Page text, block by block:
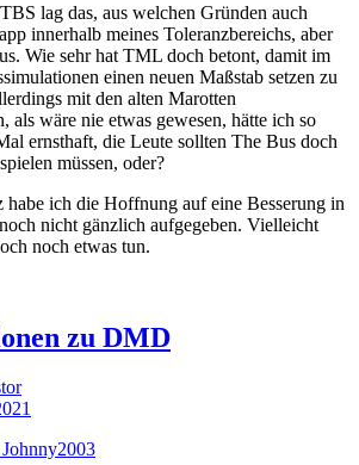
lag das, aus welchen Gründen auch
innerhalb meines Toleranzbereichs, aber
Wie sehr hat TML doch betont, damit im
einen neuen Maßstab setzen zu
mit den alten Marotten
als wäre nie etwas gewesen, hätte ich so
ernsthaft, die Leute sollten The Bus doch
müssen, oder?
habe ich die Hoffnung auf eine Besserung in
nicht gänzlich aufgegeben. Vielleicht
noch etwas tun.
zu DMD